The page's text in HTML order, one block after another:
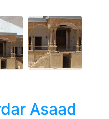
Asaad